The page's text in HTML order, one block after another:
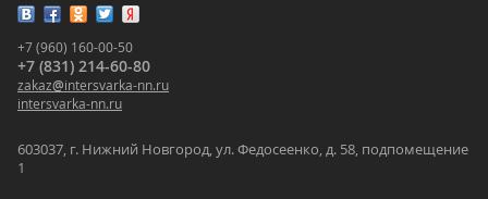
+7 (960) 160-00-50
+7 (831) 214-60-80
zakaz@intersvarka-nn.ru
intersvarka-nn.ru
603037, г. Нижний Новгород, ул. Федосеенко, д. 58, подпомещение
1